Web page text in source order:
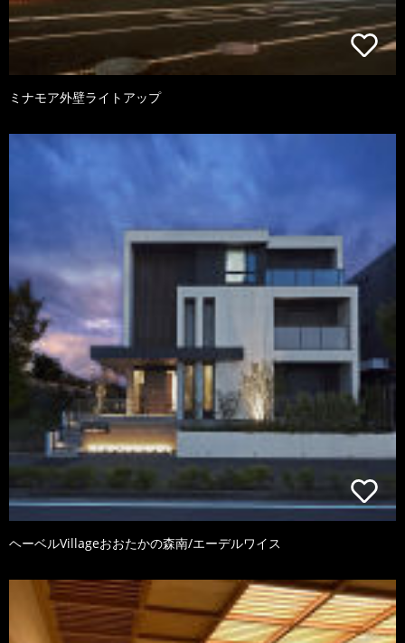
ミナモア外壁ライトアップ
ヘーベルVillageおおたかの森南/エーデルワイス